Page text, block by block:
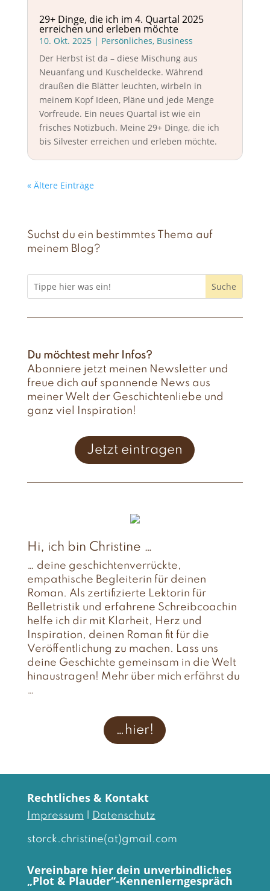
29+ Dinge, die ich im 4. Quartal 2025
erreichen und erleben möchte
10. Okt. 2025| Persönliches, Business
Der Herbst ist da – diese Mischung aus
Neuanfang und Kuscheldecke. Während
draußen die Blätter leuchten, wirbeln in
meinem Kopf Ideen, Pläne und jede Menge
Vorfreude. Ein neues Quartal ist wie ein
frisches Notizbuch. Meine 29+ Dinge, die ich
bis Silvester erreichen und erleben möchte.
« Ältere Einträge
Suchst du ein bestimmtes Thema auf
meinem Blog?
Du möchtest mehr Infos?
Abonniere jetzt meinen Newsletter und
freue dich auf spannende News aus
meiner Welt der Geschichtenliebe und
ganz viel Inspiration!
Jetzt eintragen
Hi, ich bin Christine …
… deine geschichtenverrückte,
empathische Begleiterin für deinen
Roman. Als zertifizierte Lektorin für
Belletristik und erfahrene Schreibcoachin
helfe ich dir mit Klarheit, Herz und
Inspiration, deinen Roman fit für die
Veröffentlichung zu machen. Lass uns
deine Geschichte gemeinsam in die Welt
hinaustragen! Mehr über mich erfährst du
…
…hier!
Rechtliches & Kontakt
Impressum Datenschutz
storck.christine(at)gmail.com
Vereinbare hier dein unverbindliches
„Plot & Plauder“-Kennenlerngespräch